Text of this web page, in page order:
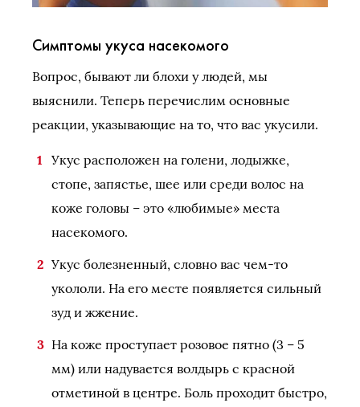
Симптомы укуса насекомого
Вопрос, бывают ли блохи у людей, мы
выяснили. Теперь перечислим основные
реакции, указывающие на то, что вас укусили.
Укус расположен на голени, лодыжке,
стопе, запястье, шее или среди волос на
коже головы – это «любимые» места
насекомого.
Укус болезненный, словно вас чем-то
укололи. На его месте появляется сильный
зуд и жжение.
На коже проступает розовое пятно (3 – 5
мм) или надувается волдырь с красной
отметиной в центре. Боль проходит быстро,